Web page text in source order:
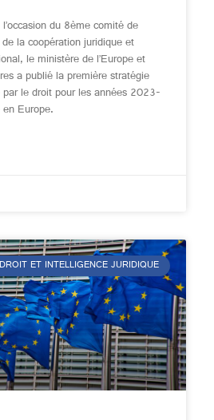
du 8ème comité de
la coopération juridique et
le ministère de l’Europe et
a publié la première stratégie
par le droit pour les années 2023-
Europe.
DROIT ET INTELLIGENCE JURIDIQUE